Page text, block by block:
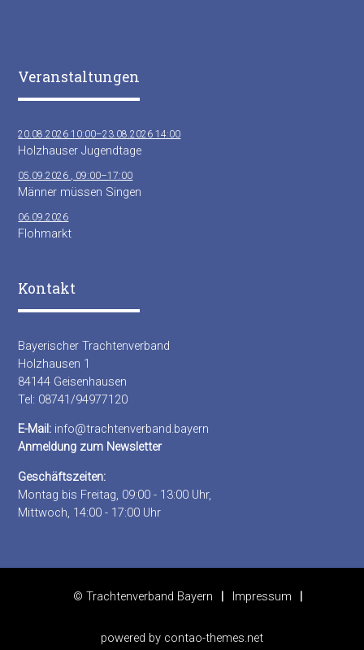
Veranstaltungen
20.08.2026 10:00–23.08.2026 14:00
Holzhauser Jugendtage
05.09.2026 , 09:00–17:00
Männer müssen Singen
06.09.2026
Flohmarkt
Kontakt
Bayerischer Trachtenverband
Holzhausen 1
84144 Geisenhausen
Tel: 08741/94977120
E-Mail: info@trachtenverband.bayern
Anmeldung zum Newsletter
Geschäftszeiten:
Montag bis Freitag, 09:00 - 13:00 Uhr,
Mittwoch, 14:00 - 17:00 Uhr
© Trachtenverband Bayern Impressum
powered by contao-themes.net